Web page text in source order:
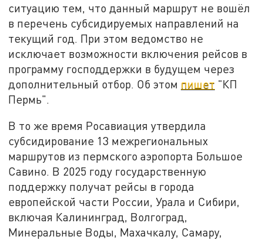
ситуацию тем, что данный маршрут не вошёл
в перечень субсидируемых направлений на
текущий год. При этом ведомство не
исключает возможности включения рейсов в
программу господдержки в будущем через
дополнительный отбор. Об этом пишет "КП
Пермь".
В то же время Росавиация утвердила
субсидирование 13 межрегиональных
маршрутов из пермского аэропорта Большое
Савино. В 2025 году государственную
поддержку получат рейсы в города
европейской части России, Урала и Сибири,
включая Калининград, Волгоград,
Минеральные Воды, Махачкалу, Самару,